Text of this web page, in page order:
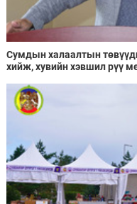
Сумдын халаалтын
хийж, хувийн хэвшил рүү